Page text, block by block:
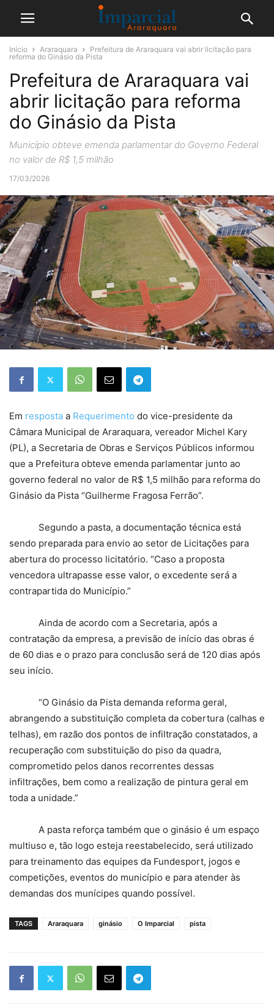
Início Araraquara
Prefeitura de Araraquara vai abrir licitação para
reforma do Ginásio da Pista
Prefeitura de Araraquara vai
abrir licitação para reforma
do Ginásio da Pista
Município obteve emenda parlamentar do Governo Federal
no valor de R$ 1,5 milhão
17/03/2026
Em resposta a Requerimento do vice-presidente da
Câmara Municipal de Araraquara, vereador Michel Kary
(PL), a Secretaria de Obras e Serviços Públicos informou
que a Prefeitura obteve emenda parlamentar junto ao
governo federal no valor de R$ 1,5 milhão para reforma do
Ginásio da Pista “Guilherme Fragosa Ferrão”.
Segundo a pasta, a documentação técnica está
sendo preparada para envio ao setor de Licitações para
abertura do processo licitatório. “Caso a proposta
vencedora ultrapasse esse valor, o excedente será a
contrapartida do Município.”
Ainda de acordo com a Secretaria, após a
contratação da empresa, a previsão de início das obras é
de 60 dias e o prazo para conclusão será de 120 dias após
seu início.
“O Ginásio da Pista demanda reforma geral,
abrangendo a substituição completa da cobertura (calhas e
telhas), em razão dos pontos de infiltração constatados, a
recuperação com substituição do piso da quadra,
comprometido pelos danos recorrentes dessas
infiltrações, bem como a realização de pintura geral em
toda a unidade.”
A pasta reforça também que o ginásio é um espaço
multiuso e, tão logo esteja reestabelecido, será utilizado
para treinamento das equipes da Fundesport, jogos e
competições, eventos do município e para atender às
demandas dos munícipes quando possível.
TAGS Araraquara ginásio O Imparcial pista